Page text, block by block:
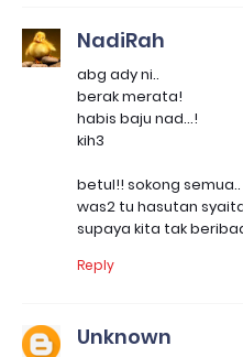
NadiRah
abg ady ni..
berak merata!
habis baju nad...!
kih3
betul!! sokong semua..
was2 tu hasutan
supaya kita tak
Reply
Unknown